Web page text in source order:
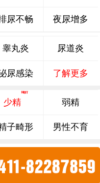
尿不畅 夜尿增多
睾丸炎 尿道炎
尿感染 了解更多
少精 弱精
子畸形 男性不育